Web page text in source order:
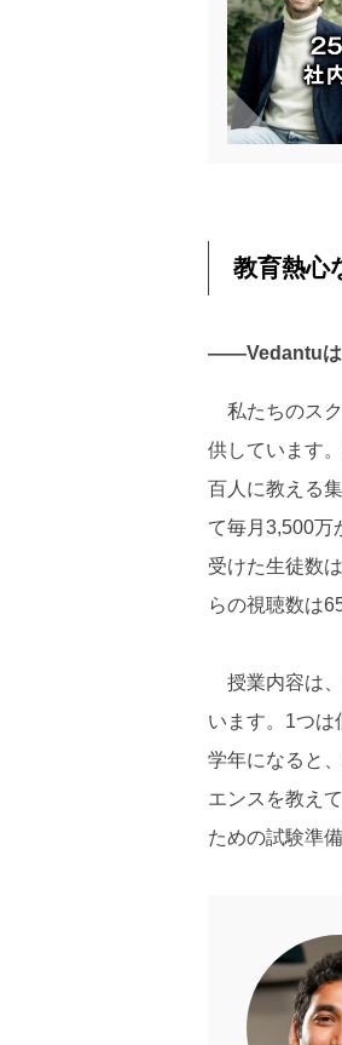
教育熱心
――Vedantuは
私たちのスク
供しています
百人に教える
て毎月3,500万
受けた生徒数
らの視聴数は
授業内容は、
います。1つは
学年になると
エンスを教え
ための試験準